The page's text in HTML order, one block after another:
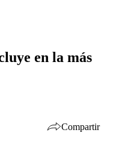
en la más
Compartir